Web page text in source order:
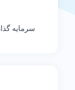
سرمایه